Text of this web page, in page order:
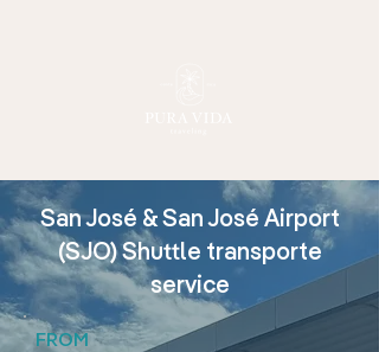
San José & San José Airport
(SJO) Shuttle transporte
service
FROM